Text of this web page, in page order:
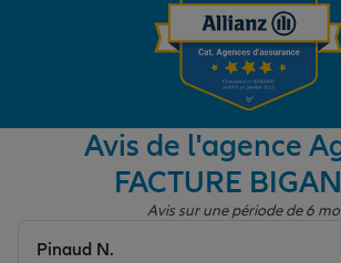
Préparer l’avenir
Le Pack Famille
Garantie des accidents de la vie
Assurance scolaire
Avis de l'agence
FACTURE
Avis sur une période de 6
Pinaud N.